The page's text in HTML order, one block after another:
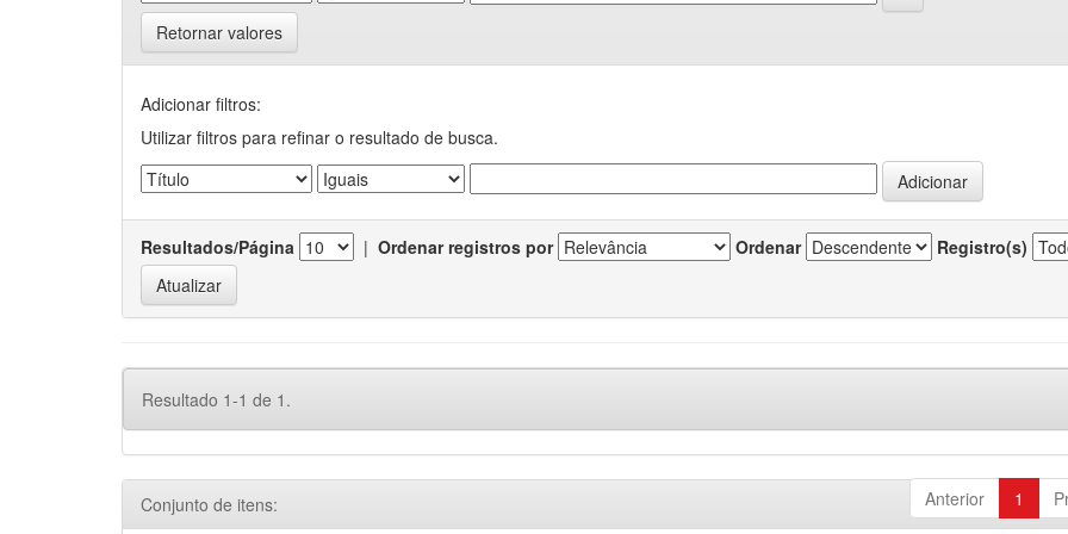
Retornar valores
Adicionar filtros:
Utilizar filtros para refinar o resultado de busca.
Resultados/Página | Ordenar registros por Ordenar Registro(s)
Resultado 1-1 de 1.
Anterior 1
Conjunto de itens: